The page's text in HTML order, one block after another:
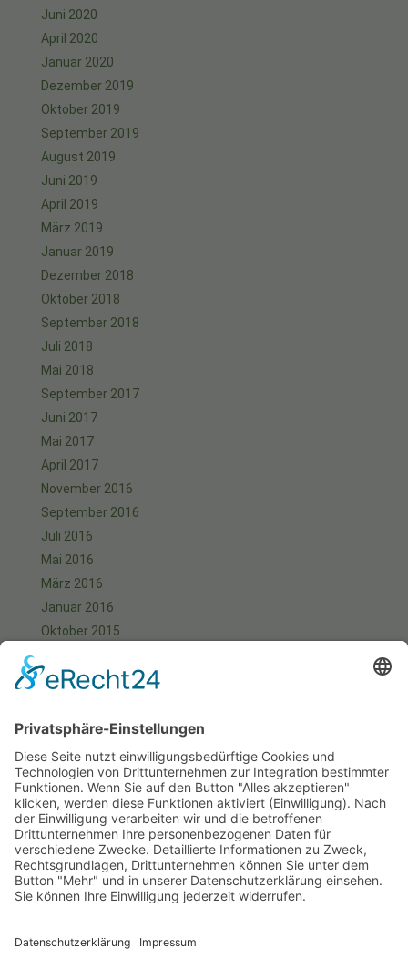
Juni 2020
April 2020
Januar 2020
Dezember 2019
Oktober 2019
September 2019
August 2019
Juni 2019
April 2019
März 2019
Januar 2019
Dezember 2018
Oktober 2018
September 2018
Juli 2018
Mai 2018
September 2017
Juni 2017
Mai 2017
April 2017
November 2016
September 2016
Juli 2016
Mai 2016
März 2016
Januar 2016
Oktober 2015
August 2015
Juni 2015
Mai 2015
April 2015
März 2015
Januar 2015
Meta
Anmelden